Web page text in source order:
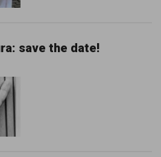
save the date!